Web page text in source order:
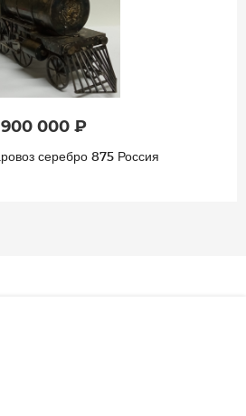
900 000 ₽
серебро 875 Россия